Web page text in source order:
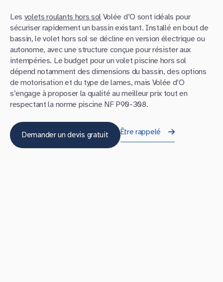
Les volets roulants hors sol Volée d’O sont idéals pour
sécuriser rapidement un bassin existant. Installé en bout de
bassin, le volet hors sol se décline en version électrique ou
autonome, avec une structure conçue pour résister aux
intempéries. Le budget pour un volet piscine hors sol
dépend notamment des dimensions du bassin, des options
de motorisation et du type de lames, mais Volée d’O
s’engage à proposer la qualité au meilleur prix tout en
respectant la norme piscine NF P90-308.
Demander un devis gratuit Être rappelé